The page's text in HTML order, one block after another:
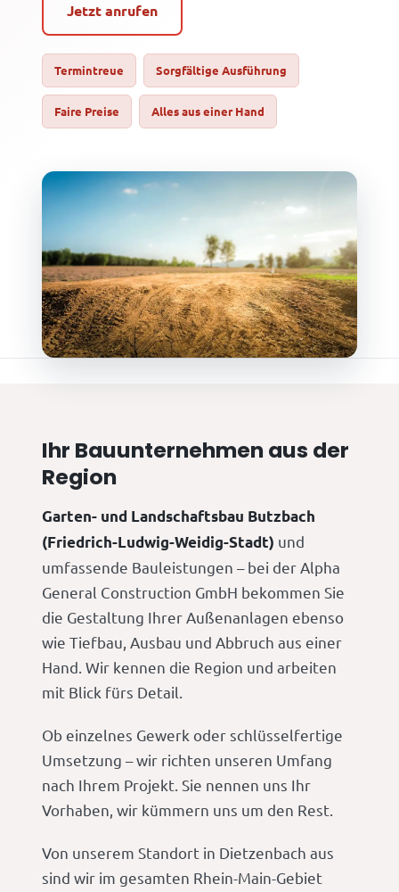
Jetzt anrufen
Termintreue Sorgfältige Ausführung
Faire Preise Alles aus einer Hand
Ihr Bauunternehmen aus der
Region
Garten- und Landschaftsbau Butzbach
(Friedrich-Ludwig-Weidig-Stadt) und
umfassende Bauleistungen – bei der Alpha
General Construction GmbH bekommen Sie
die Gestaltung Ihrer Außenanlagen ebenso
wie Tiefbau, Ausbau und Abbruch aus einer
Hand. Wir kennen die Region und arbeiten
mit Blick fürs Detail.
Ob einzelnes Gewerk oder schlüsselfertige
Umsetzung – wir richten unseren Umfang
nach Ihrem Projekt. Sie nennen uns Ihr
Vorhaben, wir kümmern uns um den Rest.
Von unserem Standort in Dietzenbach aus
sind wir im gesamten Rhein-Main-Gebiet